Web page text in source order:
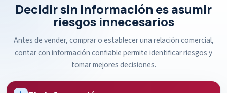
Decidir sin información es asumir
riesgos innecesarios
Antes de vender, comprar o establecer una relación comercial,
contar con información confiable permite identificar riesgos y
tomar mejores decisiones.